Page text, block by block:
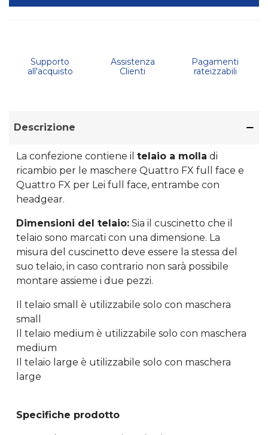
Supporto
all'acquisto
Assistenza
Clienti
Pagamenti
rateizzabili
Descrizione
La confezione contiene il telaio a molla di
ricambio per le maschere Quattro FX full face e
Quattro FX per Lei full face, entrambe con
headgear.
Dimensioni del telaio: Sia il cuscinetto che il
telaio sono marcati con una dimensione. La
misura del cuscinetto deve essere la stessa del
suo telaio, in caso contrario non sarà possibile
montare assieme i due pezzi.
Il telaio small è utilizzabile solo con maschera
small
Il telaio medium è utilizzabile solo con maschera
medium
Il telaio large è utilizzabile solo con maschera
large
Specifiche prodotto